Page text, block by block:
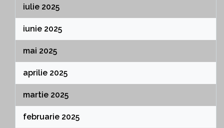
iulie 2025
iunie 2025
mai 2025
aprilie 2025
martie 2025
februarie 2025